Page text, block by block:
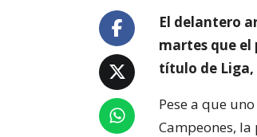
El delantero
martes que
título de Liga,
Pese a que
Campeones,